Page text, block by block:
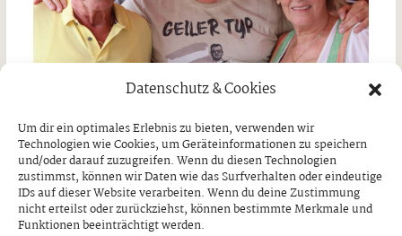
Datenschutz & Cookies
Um dir ein optimales Erlebnis zu bieten, verwenden wir
Technologien wie Cookies, um Geräteinformationen zu speichern
und/oder darauf zuzugreifen. Wenn du diesen Technologien
zustimmst, können wir Daten wie das Surfverhalten oder eindeutige
IDs auf dieser Website verarbeiten. Wenn du deine Zustimmung
nicht erteilst oder zurückziehst, können bestimmte Merkmale und
Funktionen beeinträchtigt werden.
Heimatkonzert von Marc Pircher
Donnerstag, 11. Juni 2026